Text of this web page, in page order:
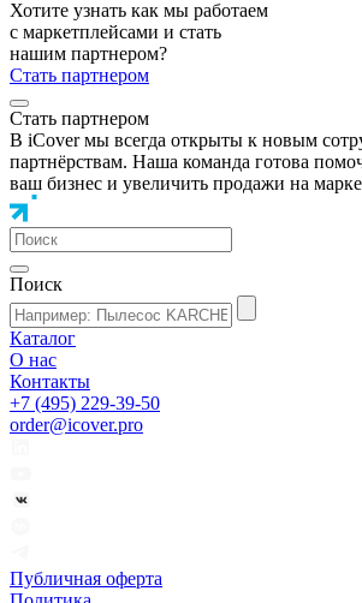
Хотите узнать как мы работаем
с маркетплейсами и стать
нашим партнером?
Стать партнером
Стать партнером
В iCover мы всегда открыты к новым
партнёрствам. Наша команда готова
ваш бизнес и увеличить продажи на
Поиск
Каталог
О нас
Контакты
+7 (495) 229-39-50
order@icover.pro
Публичная оферта